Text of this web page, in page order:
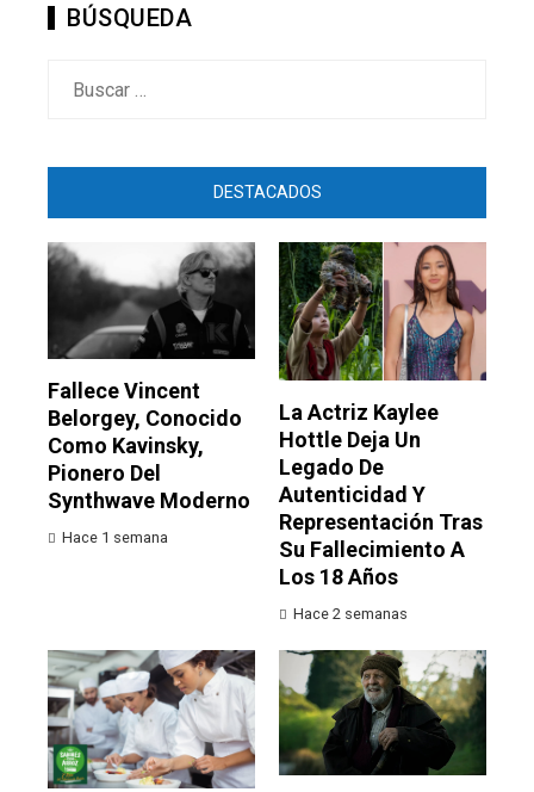
BÚSQUEDA
DESTACADOS
Fallece Vincent
Belorgey, Conocido
Como Kavinsky,
Pionero Del
Synthwave Moderno
Hace 1 semana
La Actriz Kaylee
Hottle Deja Un
Legado De
Autenticidad Y
Representación Tras
Su Fallecimiento A
Los 18 Años
Hace 2 semanas